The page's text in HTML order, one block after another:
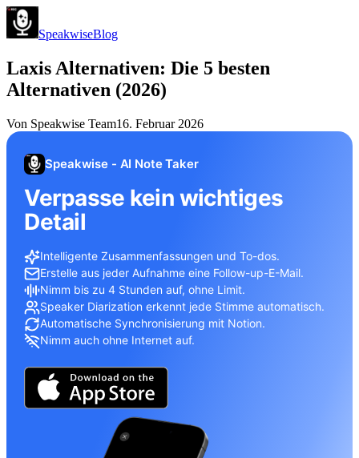
SpeakwiseBlog
Laxis Alternativen: Die 5 besten
Alternativen (2026)
Von Speakwise Team16. Februar 2026
Speakwise - AI Note Taker
Verpasse kein wichtiges
Detail
Intelligente Zusammenfassungen und To-dos.
Erstelle aus jeder Aufnahme eine Follow-up-E-Mail.
Nimm bis zu 4 Stunden auf, ohne Limit.
Speaker Diarization erkennt jede Stimme automatisch.
Automatische Synchronisierung mit Notion.
Nimm auch ohne Internet auf.